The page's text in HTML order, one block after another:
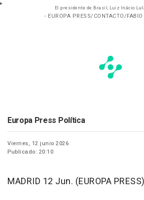
El presidente de Brasil, Luiz Inácio
- EUROPA PRESS/CONTACTO/
Europa Press Política
Viernes, 12 junio 2026
Publicado: 20:10
MADRID 12 Jun. (EUROPA